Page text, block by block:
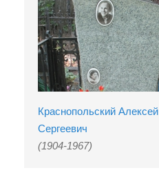
Краснопольский Алексей
Сергеевич
(1904-1967)